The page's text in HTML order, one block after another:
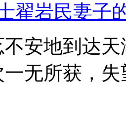
翟岩民妻子
安地到达
无所获，